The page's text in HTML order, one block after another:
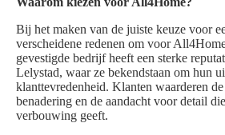
Bij het maken van de juiste keuze voor
verscheidene redenen om voor
gevestigde bedrijf heeft een sterke
Lelystad, waar ze bekendstaan om hun
klanttevredenheid. Klanten waarderen
benadering en de aandacht voor detail
verbouwing geeft.